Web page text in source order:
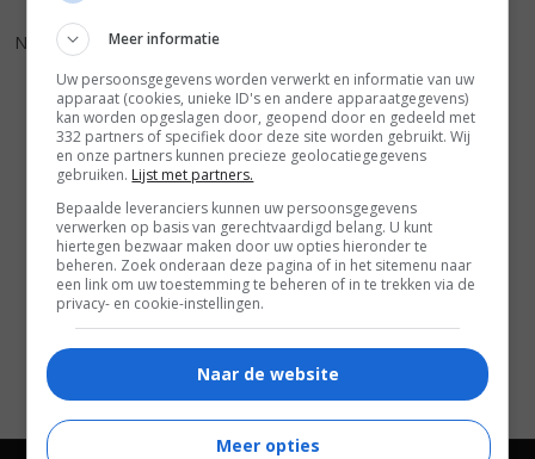
,7
Nashville (1975)
Meer informatie
Uw persoonsgegevens worden verwerkt en informatie van uw
apparaat (cookies, unieke ID's en andere apparaatgegevens)
kan worden opgeslagen door, geopend door en gedeeld met
332 partners of specifiek door deze site worden gebruikt. Wij
en onze partners kunnen precieze geolocatiegegevens
gebruiken. Lijst met partners.
Bepaalde leveranciers kunnen uw persoonsgegevens
verwerken op basis van gerechtvaardigd belang. U kunt
hiertegen bezwaar maken door uw opties hieronder te
beheren. Zoek onderaan deze pagina of in het sitemenu naar
een link om uw toestemming te beheren of in te trekken via de
privacy- en cookie-instellingen.
Naar de website
Meer opties